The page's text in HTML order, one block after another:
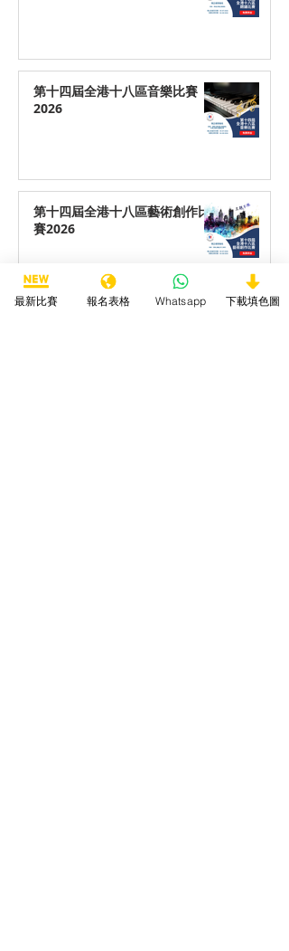
第十四屆全港十八區音樂比賽
2026
第十四屆全港十八區藝術創作比
賽2026
最新比賽 報名表格 Whatsapp 下載填色圖